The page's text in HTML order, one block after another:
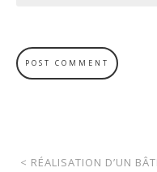
< RÉALISATION D’UN